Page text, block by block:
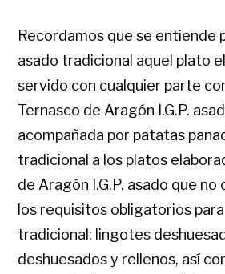
Recordamos que se entiende
asado tradicional aquel plato
servido con cualquier parte
Ternasco de Aragón I.G.P.
acompañada por patatas
tradicional a los platos
de Aragón I.G.P. asado que
los requisitos obligatorios
tradicional: lingotes
deshuesados y rellenos, así